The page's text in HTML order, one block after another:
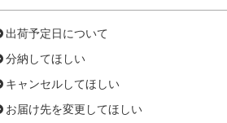
出荷予定日について
分納してほしい
キャンセルしてほしい
お届け先を変更してほしい